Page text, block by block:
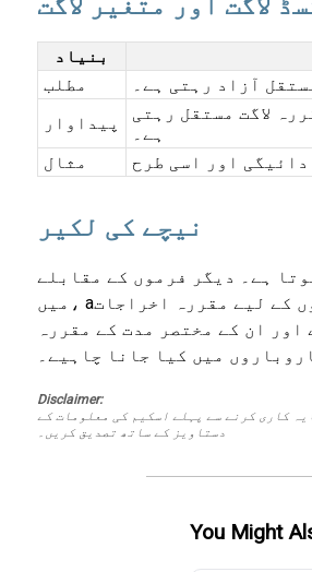
بنیاد
مطلب
آزاد رہتی ہے۔
پیداوار
لاگت مستقل رہتی
ہے۔
مثال
اور اسی طرح
نیچے کی لکیر
ہے۔ دیگر فرموں کے مقابلے
میں، aکے لیے مقررہ اخراجات
ان کے مختصر مدت کے مقررہ
میں کیا جانا چاہیے۔
Disclaimer:
کاری کرنے سے پہلے اسکیم کی معلومات کے
دستاویز کے ساتھ تصدیق کریں۔
You Might